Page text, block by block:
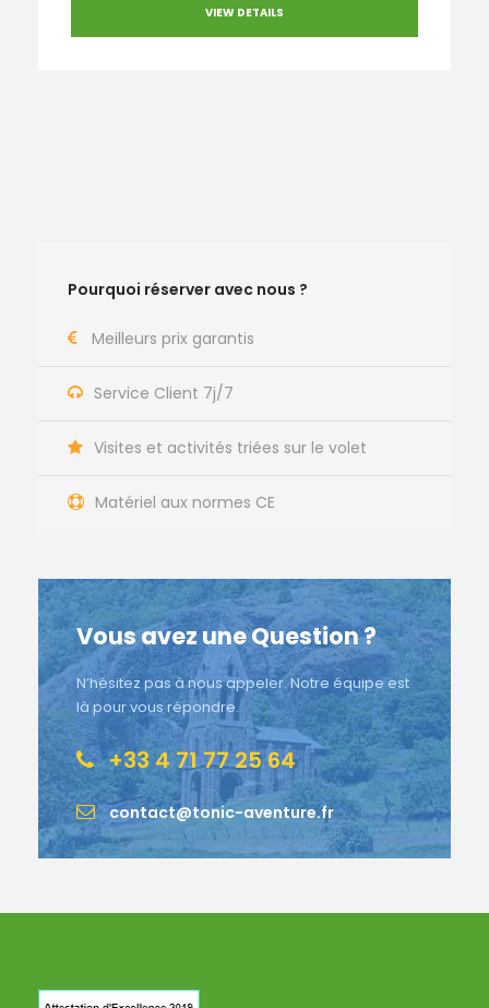
VIEW DETAILS
Pourquoi réserver avec nous ?
Meilleurs prix garantis
Service Client 7j/7
Visites et activités triées sur le volet
Matériel aux normes CE
Vous avez une Question ?
N’hésitez pas à nous appeler. Notre équipe est
là pour vous répondre.
+33 4 71 77 25 64
contact@tonic-aventure.fr